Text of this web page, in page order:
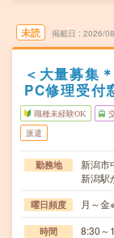
未読 掲載日 2026/
＜大量募集
PC修理受付
職種未経験OK
派遣
勤務地
新潟市
新潟駅
曜日頻度 月～金
時間 8:30～